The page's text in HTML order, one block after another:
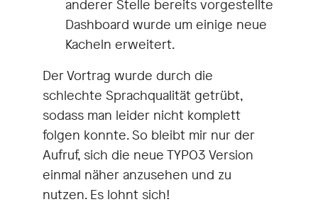
anderer Stelle bereits vorgestellte
Dashboard wurde um einige neue
Kacheln erweitert.
Der Vortrag wurde durch die
schlechte Sprachqualität getrübt,
sodass man leider nicht komplett
folgen konnte. So bleibt mir nur der
Aufruf, sich die neue TYPO3 Version
einmal näher anzusehen und zu
nutzen. Es lohnt sich!